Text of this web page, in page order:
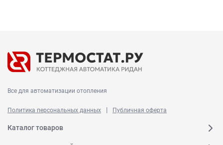
Все для автоматизации отопления
Политика персональных данных | Публичная оферта
Каталог товаров